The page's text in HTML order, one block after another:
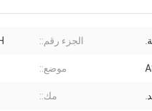
الجزء رقم::
موضع::
مك::